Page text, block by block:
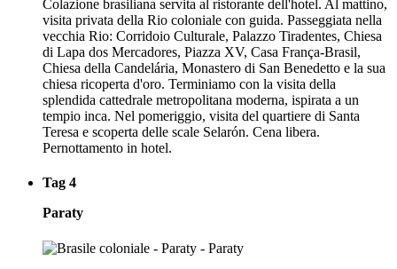
Colazione brasiliana servita al ristorante dell'hotel. Al mattino,
visita privata della Rio coloniale con guida. Passeggiata nella
vecchia Rio: Corridoio Culturale, Palazzo Tiradentes, Chiesa
di Lapa dos Mercadores, Piazza XV, Casa França-Brasil,
Chiesa della Candelária, Monastero di San Benedetto e la sua
chiesa ricoperta d'oro. Terminiamo con la visita della
splendida cattedrale metropolitana moderna, ispirata a un
tempio inca. Nel pomeriggio, visita del quartiere di Santa
Teresa e scoperta delle scale Selarón. Cena libera.
Pernottamento in hotel.
Tag 4
Paraty